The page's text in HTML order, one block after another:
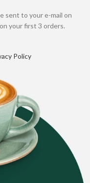
sent to your e-mail on
your first 3 orders.
Policy